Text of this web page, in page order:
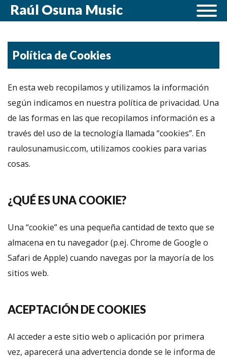
Raúl Osuna Music
Política de Cookies
En esta web recopilamos y utilizamos la información
según indicamos en nuestra política de privacidad. Una
de las formas en las que recopilamos información es a
través del uso de la tecnología llamada “cookies”. En
raulosunamusic.com, utilizamos cookies para varias
cosas.
¿QUÉ ES UNA COOKIE?
Una “cookie” es una pequeña cantidad de texto que se
almacena en tu navegador (p.ej. Chrome de Google o
Safari de Apple) cuando navegas por la mayoría de los
sitios web.
ACEPTACIÓN DE COOKIES
Al acceder a este sitio web o aplicación por primera
vez, aparecerá una advertencia donde se le informa de